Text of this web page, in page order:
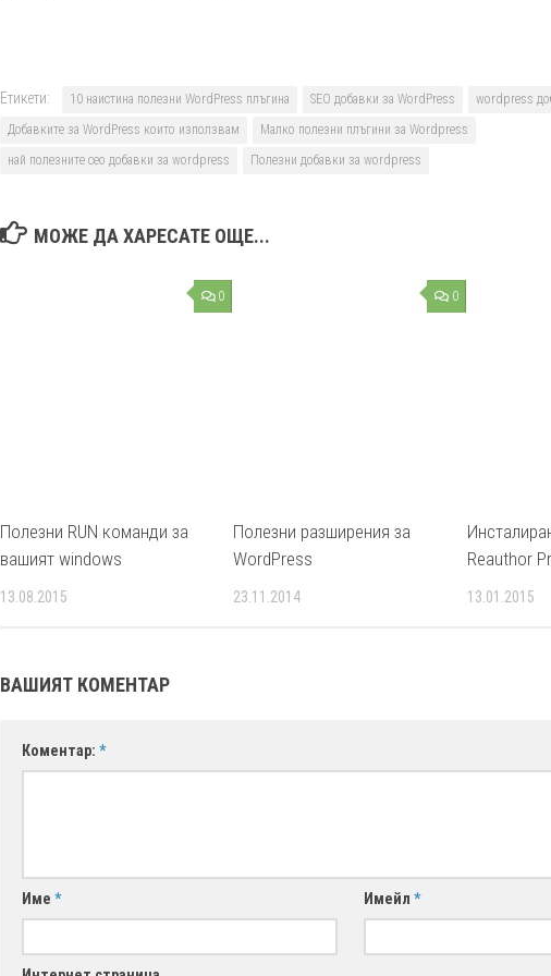
Етикети: 10 наистина полезни WordPress плъгина SEO добавки за WordPress
wordpress
Добавките за WordPress които използвам
Малко полезни плъгини за Wordpress
най полезните сео добавки за wordpress
Полезни добавки за wordpress
МОЖЕ ДА ХАРЕСАТЕ ОЩЕ...
0
Полезни RUN команди за
вашият windows
13.08.2015
0
Полезни разширения за
WordPress
23.11.2014
Reauthor
13.01.2015
ВАШИЯТ КОМЕНТАР
Коментар: *
Име * Имейл*